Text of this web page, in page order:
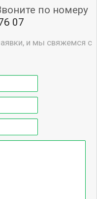
по номеру
07
и мы свяжемся с